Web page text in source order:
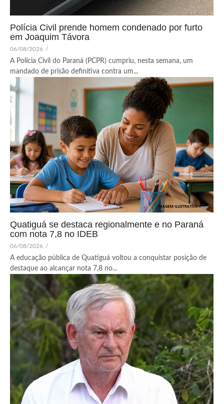
Polícia Civil prende homem condenado por furto
em Joaquim Távora
06/08/2026 /
A Polícia Civil do Paraná (PCPR) cumpriu, nesta semana, um
mandado de prisão definitiva contra um...
Quatiguá se destaca regionalmente e no Paraná
com nota 7,8 no IDEB
06/08/2026 /
A educação pública de Quatiguá voltou a conquistar posição de
destaque ao alcançar nota 7,8 no...